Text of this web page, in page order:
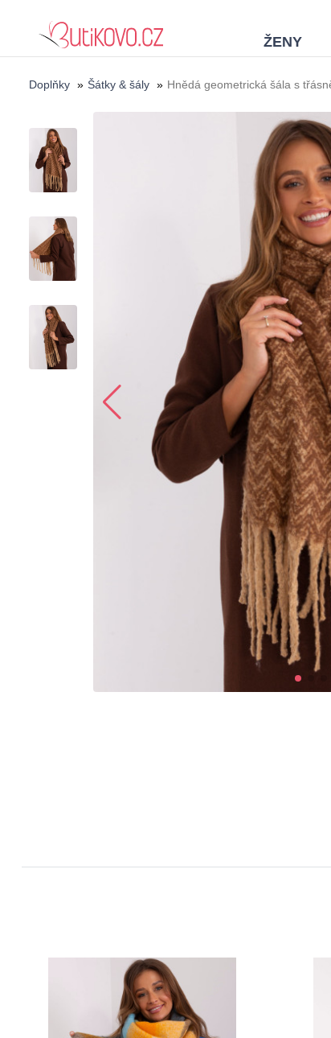
ŽENY
Doplňky » Šátky & šály » Hnědá geometrická šála s